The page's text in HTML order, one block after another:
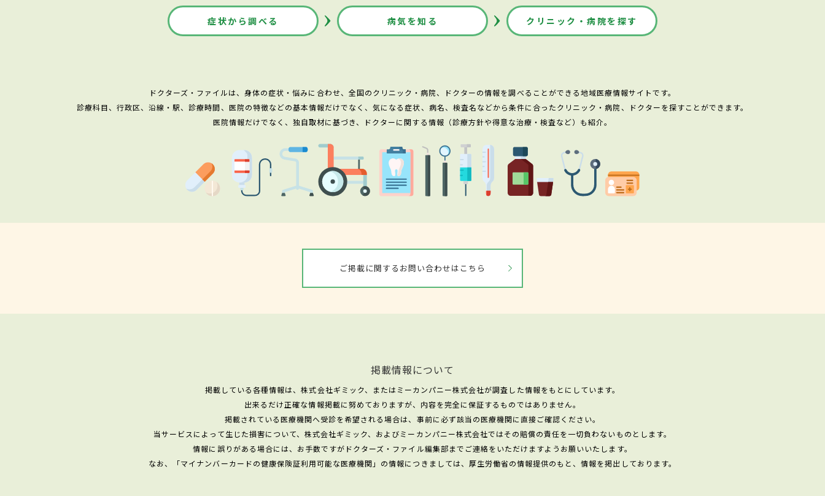
症状から調べる 病気を知る クリニック・病院を探す
ドクターズ・ファイルは、身体の症状・悩みに合わせ、全国のクリニック・病院、ドクターの情報を調べることができる地域医療情報サイトです。
診療科目、行政区、沿線・駅、診療時間、医院の特徴などの基本情報だけでなく、気になる症状、病名、検査名などから条件に合ったクリニック・病院、ドクターを探すことができます。
医院情報だけでなく、独自取材に基づき、ドクターに関する情報（診療方針や得意な治療・検査など）も紹介。
ご掲載に関するお問い合わせはこちら
掲載情報について
掲載している各種情報は、株式会社ギミック、またはミーカンパニー株式会社が調査した情報をもとにしています。
出来るだけ正確な情報掲載に努めておりますが、内容を完全に保証するものではありません。
掲載されている医療機関へ受診を希望される場合は、事前に必ず該当の医療機関に直接ご確認ください。
当サービスによって生じた損害について、株式会社ギミック、およびミーカンパニー株式会社ではその賠償の責任を一切負わないものとします。
情報に誤りがある場合には、お手数ですがドクターズ・ファイル編集部までご連絡をいただけますようお願いいたします。
なお、「マイナンバーカードの健康保険証利用可能な医療機関」の情報につきましては、厚生労働省の情報提供のもと、情報を掲出しております。